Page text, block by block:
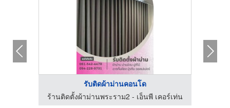
รับติดผ้าม่านคอนโด
ร้านติดตั้งผ้าม่านพระราม2 - เอ็นพี เคอร์เท่น